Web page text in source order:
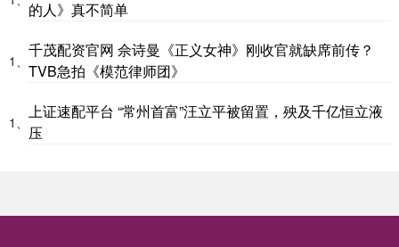
的人》真不简单
1、
千茂配资官网 佘诗曼《正义女神》刚收官就缺席前传？
TVB急拍《模范律师团》
1、
上证速配平台 “常州首富”汪立平被留置，殃及千亿恒立液
压